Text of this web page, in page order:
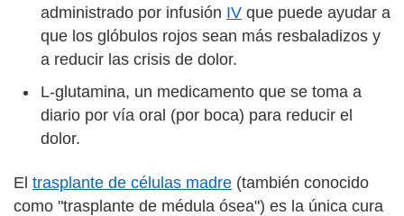
administrado por infusión IV que puede ayudar a
que los glóbulos rojos sean más resbaladizos y
a reducir las crisis de dolor.
L-glutamina, un medicamento que se toma a
diario por vía oral (por boca) para reducir el
dolor.
El trasplante de células madre (también conocido
como "trasplante de médula ósea") es la única cura